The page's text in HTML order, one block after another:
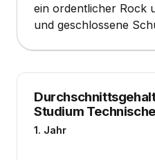
ein ordentlicher Rock
und geschlossene
Studium
1. Jahr